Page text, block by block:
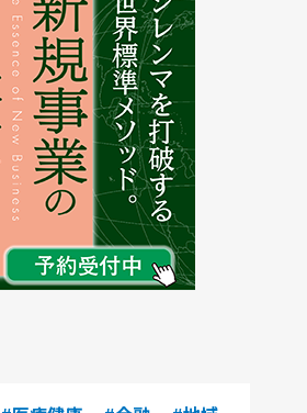
の社会課題解決型イノベーション
DAY 2024
起業家教育